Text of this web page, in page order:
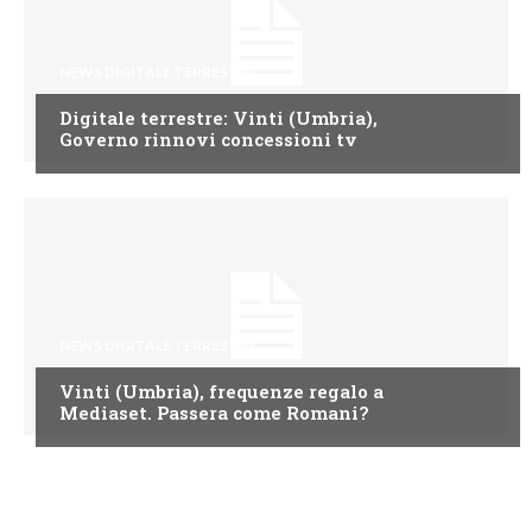
Digitale terrestre: Vinti (Umbria),
Governo rinnovi concessioni tv
Vinti (Umbria), frequenze regalo a
Mediaset. Passera come Romani?